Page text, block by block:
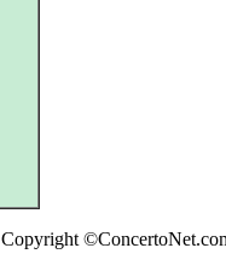
Copyright